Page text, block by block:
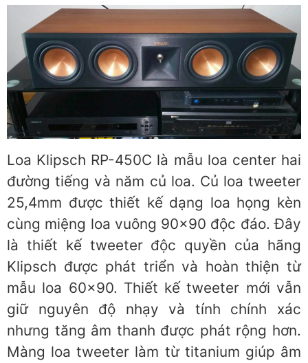
Loa Klipsch RP-450C là mẫu loa center hai
đường tiếng và năm củ loa. Củ loa tweeter
25,4mm được thiết kế dạng loa họng kèn
cùng miệng loa vuông 90×90 độc đáo. Đây
là thiết kế tweeter độc quyền của hãng
Klipsch được phát triển và hoàn thiện từ
mẫu loa 60×90. Thiết kế tweeter mới vẫn
giữ nguyên độ nhạy và tính chính xác
nhưng tăng âm thanh được phát rộng hơn.
Màng loa tweeter làm từ titanium giúp âm